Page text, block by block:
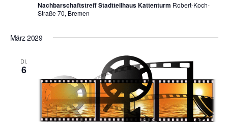
Nachbarschaftstreff Stadtteilhaus Kattenturm Robert-Koch-
Straße 70, Bremen
März 2029
DI.
6